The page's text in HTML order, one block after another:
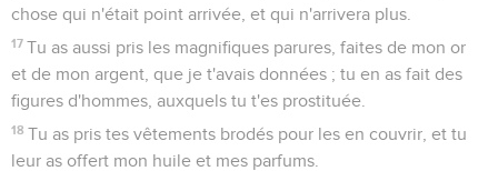
chose qui n'était point arrivée, et qui n'arrivera plus.
17 Tu as aussi pris les magnifiques parures, faites de mon or
et de mon argent, que je t'avais données ; tu en as fait des
figures d'hommes, auxquels tu t'es prostituée.
18 Tu as pris tes vêtements brodés pour les en couvrir, et tu
leur as offert mon huile et mes parfums.